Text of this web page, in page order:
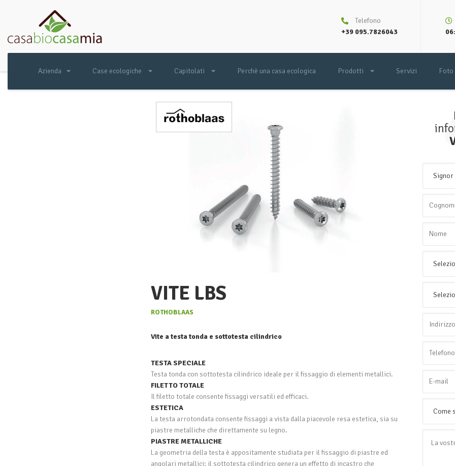
Telefono
+39 095.7826043
Azienda Case ecologiche Capitolati Perchè una casa ecologica Prodotti Servizi Foto
VITE LBS
ROTHOBLAAS
Vite a testa tonda e sottotesta cilindrico
TESTA SPECIALE
Testa tonda con sottotesta cilindrico ideale per il fissaggio di elementi metallici.
FILETTO TOTALE
Il filetto totale consente fissaggi versatili ed efficaci.
ESTETICA
La testa arrotondata consente fissaggi a vista dalla piacevole resa estetica, sia su
piastre metalliche che direttamente su legno.
PIASTRE METALLICHE
La geometria della testa è appositamente studiata per il fissaggio di piastre ed
angolari metallici; il sottotesta cilindrico genera un effetto di incastro che